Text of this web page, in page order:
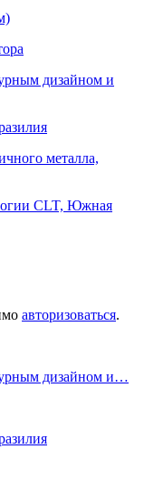
дизайном и
металла,
CLT, Южная
авторизоваться.
дизайном и…